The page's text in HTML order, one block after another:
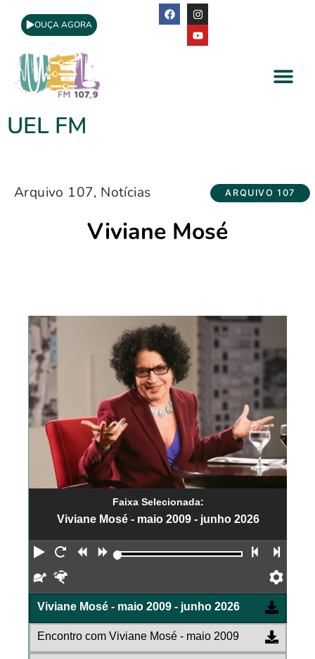
OUÇA AGORA
UEL FM
Arquivo 107, Notícias ARQUIVO 107
Viviane Mosé
Faixa Selecionada:
Viviane Mosé - maio 2009 - junho 2026
Reproduzir
Reiniciar
Retroceder
Avançar Faixa
Devagar
Viviane Mosé - maio 2009 - junho 2026
Encontro com Viviane Mosé - maio 2009